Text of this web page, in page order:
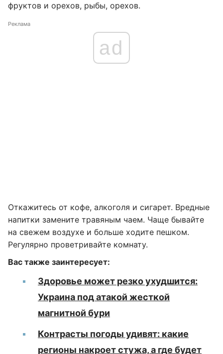
фруктов и орехов, рыбы, орехов.
Реклама
ad
Откажитесь от кофе, алкоголя и сигарет. Вредные
напитки замените травяным чаем. Чаще бывайте
на свежем воздухе и больше ходите пешком.
Регулярно проветривайте комнату.
Вас также заинтересует:
Здоровье может резко ухудшится:
Украина под атакой жесткой
магнитной бури
Контрасты погоды удивят: какие
регионы накроет стужа, а где будет